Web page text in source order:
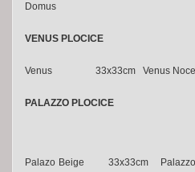
Domus
VENUS PLOCICE
Venus 33x33cm Venus Noce
PALAZZO PLOCICE
Palazo Beige 33x33cm